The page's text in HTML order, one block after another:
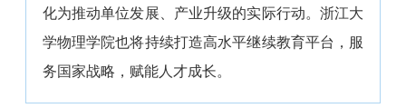
化为推动单位发展、产业升级的实际行动。浙江大
学物理学院也将持续打造高水平继续教育平台，服
务国家战略，赋能人才成长。